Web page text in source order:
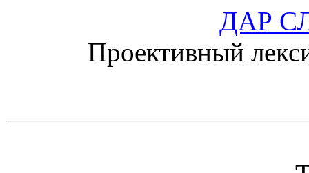
ДАР
Проективный